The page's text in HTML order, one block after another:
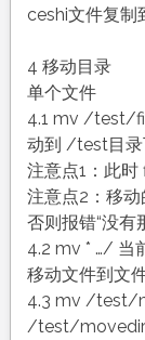
ceshi文件复制
4 移动目录
单个文件
4.1 mv /test/
动到 /test目录
注意点1：此时
注意点2：移动
否则报错“没有
4.2 mv * …/ 当
移动文件到文
4.3 mv /test/
/test/